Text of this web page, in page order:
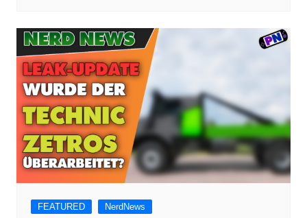
FEATURED NerdNews